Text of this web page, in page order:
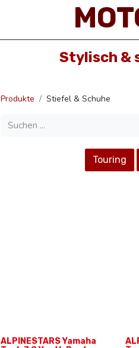
Stylisch &
Produkte Stiefel & Schuhe
Touring
ALPINESTARS Yamaha